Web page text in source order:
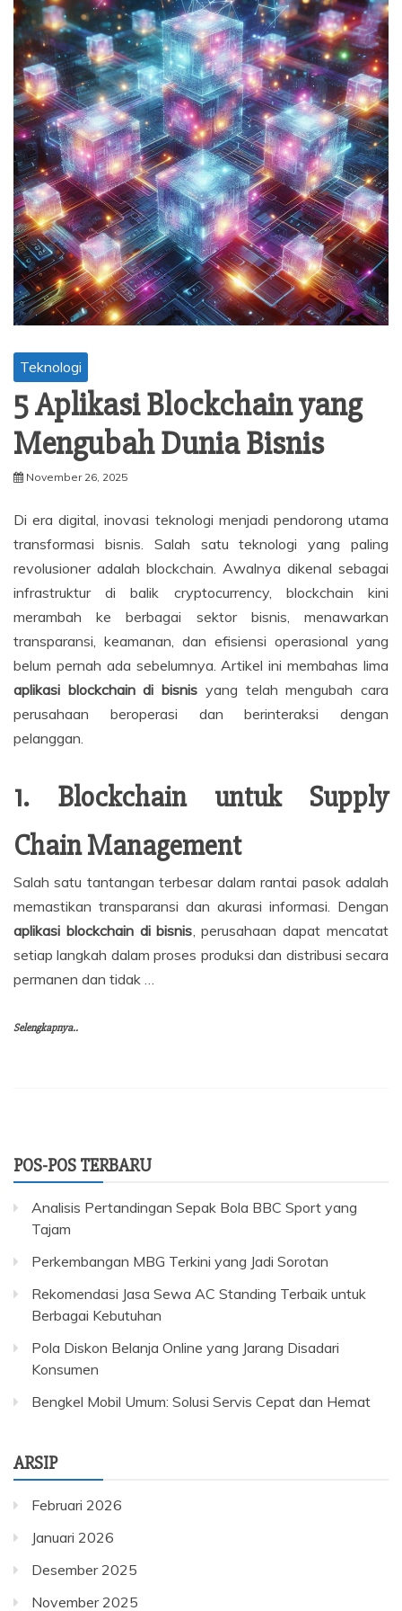
Teknologi
5 Aplikasi Blockchain yang
Mengubah Dunia Bisnis
November 26, 2025
Di era digital, inovasi teknologi menjadi pendorong utama
transformasi bisnis. Salah satu teknologi yang paling
revolusioner adalah blockchain. Awalnya dikenal sebagai
infrastruktur di balik cryptocurrency, blockchain kini
merambah ke berbagai sektor bisnis, menawarkan
transparansi, keamanan, dan efisiensi operasional yang
belum pernah ada sebelumnya. Artikel ini membahas lima
aplikasi blockchain di bisnis yang telah mengubah cara
perusahaan beroperasi dan berinteraksi dengan
pelanggan.
1. Blockchain untuk Supply
Chain Management
Salah satu tantangan terbesar dalam rantai pasok adalah
memastikan transparansi dan akurasi informasi. Dengan
aplikasi blockchain di bisnis , perusahaan dapat mencatat
setiap langkah dalam proses produksi dan distribusi secara
permanen dan tidak …
Selengkapnya..
POS-POS TERBARU
Analisis Pertandingan Sepak Bola BBC Sport yang
Tajam
Perkembangan MBG Terkini yang Jadi Sorotan
Rekomendasi Jasa Sewa AC Standing Terbaik untuk
Berbagai Kebutuhan
Pola Diskon Belanja Online yang Jarang Disadari
Konsumen
Bengkel Mobil Umum: Solusi Servis Cepat dan Hemat
ARSIP
Februari 2026
Januari 2026
Desember 2025
November 2025